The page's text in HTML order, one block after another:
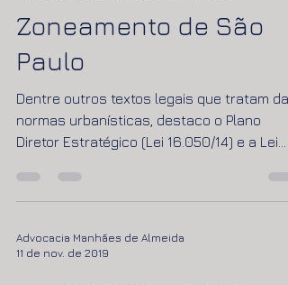
Revisão da Lei de
Zoneamento de São
Paulo
Dentre outros textos legais que tratam das
Diretor Estratégico (Lei 16.050/14) e a Lei
de...